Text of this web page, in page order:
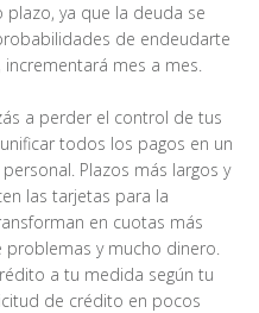
ya que la deuda se
de endeudarte
mes a mes.
a perder el control de tus
todos los pagos en un
Plazos más largos y
las tarjetas para la
en cuotas más
y mucho dinero.
a tu medida según tu
de crédito en pocos